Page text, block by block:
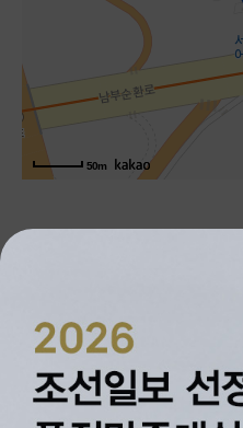
50m
병원소개